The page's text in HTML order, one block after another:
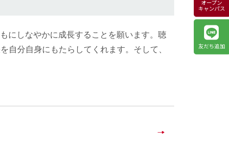
にしなやかに成長することを願います。聴
自分自身にもたらしてくれます。そして、
オープン
キャンパス
友だち追加